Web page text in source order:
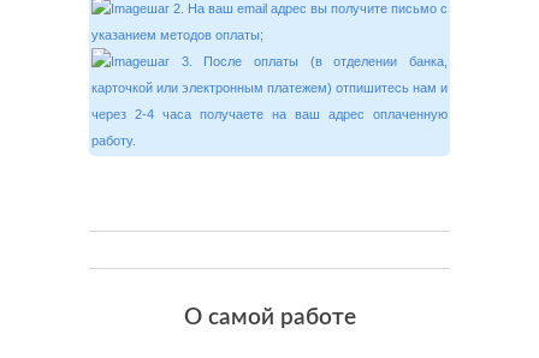
шаг 2. На ваш email адрес вы получите письмо с
указанием методов оплаты;
шаг 3. После оплаты (в отделении банка,
карточкой или электронным платежем) отпишитесь нам и
через 2-4 часа получаете на ваш адрес оплаченную
работу.
О самой работе